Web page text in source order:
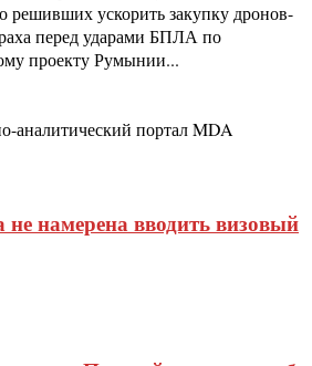
решивших ускорить закупку дронов-
перед ударами БПЛА по
проекту Румынии...
портал MDA
намерена вводить визовый